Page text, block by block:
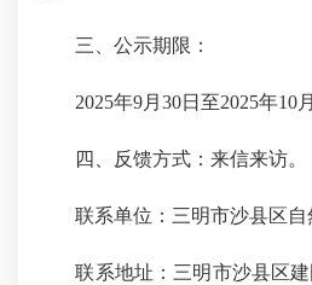
三、公示期限：
2025年9月30日至2025年10月
四、反馈方式：来信来访。
联系单位：三明市沙县区自
联系地址：三明市沙县区建